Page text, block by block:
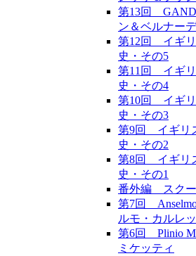
第13回 GAND
ン＆ベルナー
第12回 イギ
史・その5
第11回 イギ
史・その4
第10回 イギ
史・その3
第9回 イギリ
史・その2
第8回 イギリ
史・その1
番外編 スク
第7回
ルモ・カルレ
第6回 Plinio
ミケッティ